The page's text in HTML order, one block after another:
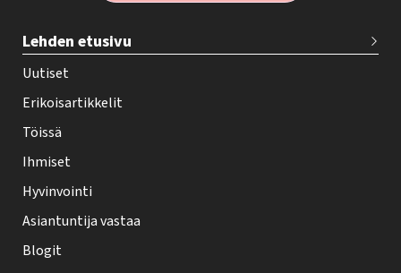
e
h
y
-
e
h
t
i
Lehden etusivu
Uutiset
Erikoisartikkelit
Töissä
Ihmiset
Hyvinvointi
Asiantuntija vastaa
Blogit